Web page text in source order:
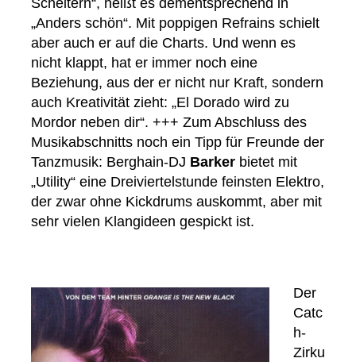
Scheitern“, heißt es dementsprechend in
„Anders schön“. Mit poppigen Refrains schielt
aber auch er auf die Charts. Und wenn es
nicht klappt, hat er immer noch eine
Beziehung, aus der er nicht nur Kraft, sondern
auch Kreativität zieht: „El Dorado wird zu
Mordor neben dir“. +++ Zum Abschluss des
Musikabschnitts noch ein Tipp für Freunde der
Tanzmusik: Berghain-DJ Barker bietet mit
„Utility“ eine Dreiviertelstunde feinsten Elektro,
der zwar ohne Kickdrums auskommt, aber mit
sehr vielen Klangideen gespickt ist.
Der
Catc
h-
Zirku